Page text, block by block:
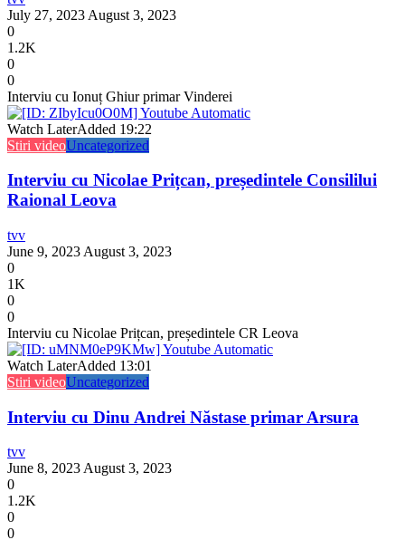
July 27, 2023 August 3, 2023
0
1.2K
0
0
Interviu cu Ionuț Ghiur primar Vinderei
Watch LaterAdded 19:22
Stiri videoUncategorized
Interviu cu Nicolae Prițcan, președintele Consililui
Raional Leova
tvv
June 9, 2023 August 3, 2023
0
1K
0
0
Interviu cu Nicolae Prițcan, președintele CR Leova
Watch LaterAdded 13:01
Stiri videoUncategorized
Interviu cu Dinu Andrei Năstase primar Arsura
tvv
June 8, 2023August 3, 2023
0
1.2K
0
0